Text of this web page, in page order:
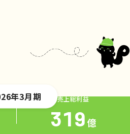
年3月期 売上総利益
319億